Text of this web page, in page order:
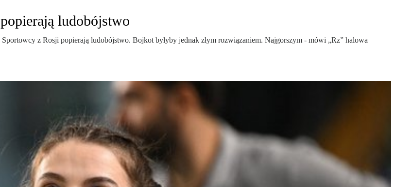
ludobójstwo
z Rosji popierają ludobójstwo. Bojkot byłyby jednak złym rozwiązaniem. Najgorszym - mówi „Rz” halowa